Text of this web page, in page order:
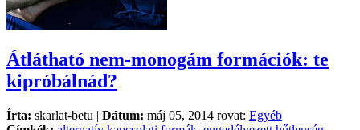
Átlátható nem-monogám formációk: te
kipróbálnád?
Írta: skarlat-betu | Dátum: máj 05, 2014 rovat: Egyéb